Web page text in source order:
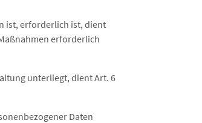
ist, erforderlich ist, dient
erforderlich
unterliegt, dient Art. 6
Daten